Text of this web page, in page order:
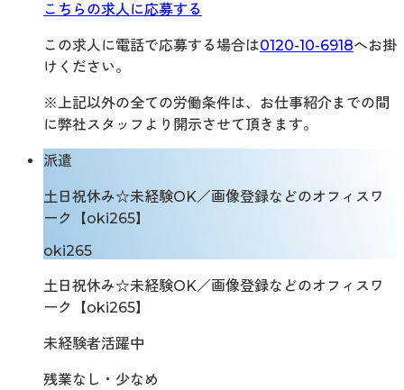
こちらの求人に応募する
この求人に電話で応募する場合は0120-10-6918へお掛
けください。
※上記以外の全ての労働条件は、お仕事紹介までの間
に弊社スタッフより開示させて頂きます。
派遣
土日祝休み☆未経験OK／画像登録などのオフィスワ
ーク【oki265】
oki265
土日祝休み☆未経験OK／画像登録などのオフィスワ
ーク【oki265】
未経験者活躍中
残業なし・少なめ